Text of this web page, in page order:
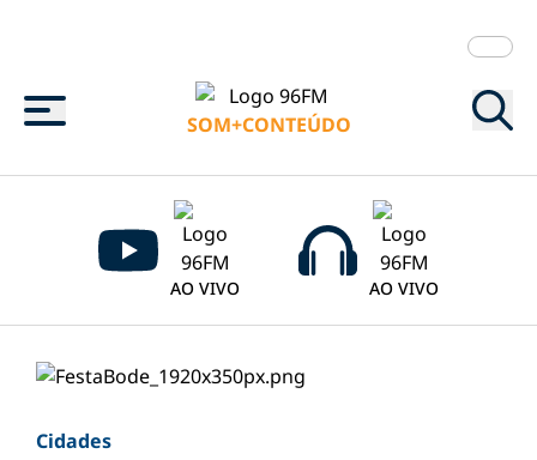
Menu
SOM+CONTEÚDO
AO VIVO AO VIVO
Cidades